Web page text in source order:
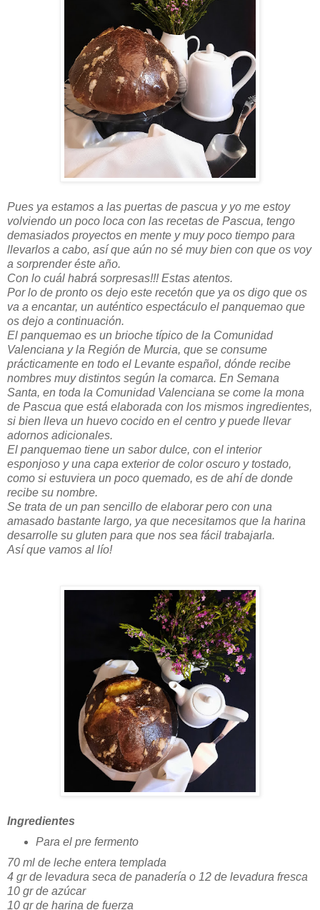
Pues ya estamos a las puertas de pascua y yo me estoy
volviendo un poco loca con las recetas de Pascua, tengo
demasiados proyectos en mente y muy poco tiempo para
llevarlos a cabo, así que aún no sé muy bien con que os voy
a sorprender éste año.
Con lo cuál habrá sorpresas!!! Estas atentos.
Por lo de pronto os dejo este recetón que ya os digo que os
va a encantar, un auténtico espectáculo el panquemao que
os dejo a continuación.
El panquemao es un brioche típico de la Comunidad
Valenciana y la Región de Murcia, que se consume
prácticamente en todo el Levante español, dónde recibe
nombres muy distintos según la comarca. En Semana
Santa, en toda la Comunidad Valenciana se come la mona
de Pascua que está elaborada con los mismos ingredientes,
si bien lleva un huevo cocido en el centro y puede llevar
adornos adicionales.
El panquemao tiene un sabor dulce, con el interior
esponjoso y una capa exterior de color oscuro y tostado,
como si estuviera un poco quemado, es de ahí de donde
recibe su nombre.
Se trata de un pan sencillo de elaborar pero con una
amasado bastante largo, ya que necesitamos que la harina
desarrolle su gluten para que nos sea fácil trabajarla.
Así que vamos al lío!
Ingredientes
Para el pre fermento
70 ml de leche entera templada
4 gr de levadura seca de panadería o 12 de levadura fresca
10 gr de azúcar
10 gr de harina de fuerza